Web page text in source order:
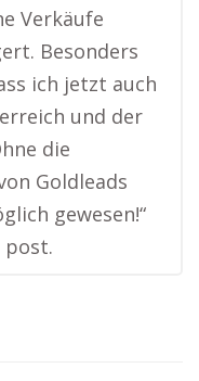
Verkäufe
Besonders
ich jetzt auch
und der
die
Goldleads
gewesen!“